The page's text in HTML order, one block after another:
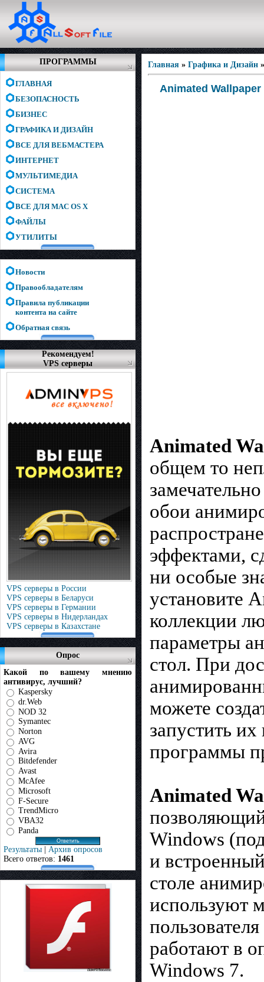
ПРОГРАММЫ
ГЛАВНАЯ
БЕЗОПАСНОСТЬ
БИЗНЕС
ГРАФИКА И ДИЗАЙН
ВСЕ ДЛЯ ВЕБМАСТЕРА
ИНТЕРНЕТ
МУЛЬТИМЕДИА
СИСТЕМА
ВСЕ ДЛЯ MAC OS X
ФАЙЛЫ
УТИЛИТЫ
Новости
Правообладателям
Правила публикации
контента на сайте
Обратная связь
Рекомендуем!
VPS серверы
VPS серверы в России
VPS серверы в Беларуси
VPS серверы в Германии
VPS серверы в Нидерландах
VPS серверы в Казахстане
Опрос
Какой по вашему мнению
антивирус, лучший?
Kaspersky
dr.Web
NOD 32
Symantec
Norton
AVG
Avira
Bitdefender
Avast
McAfee
Microsoft
F-Secure
TrendMicro
VBA32
Panda
Результаты | Архив опросов
Всего ответов: 1461
Главная » Графика и Дизайн
Animated Wallpaper
Animated
общем то
обои
эффектами,
ни особые
установите
коллекции
параметры
стол. При
можете
запустить
программы
Animated
Windows
и
столе
используют
работают в
Windows 7.